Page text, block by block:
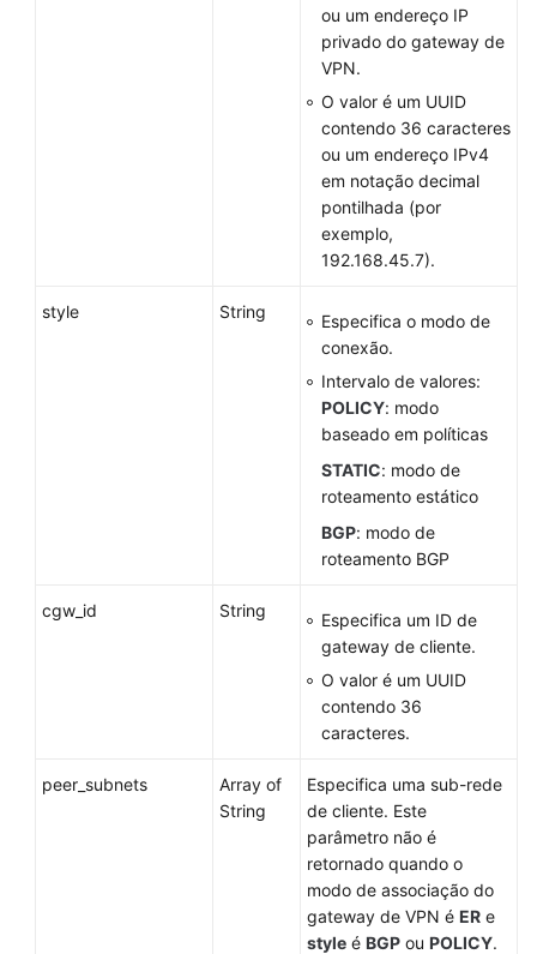
disponível
What's
ou um endereço IP
privado do gateway de
VPN.
O valor é um UUID
contendo 36 caracteres
ou um endereço IPv4
em notação decimal
pontilhada (por
exemplo,
192.168.45.7).
style String
Especifica o modo de
conexão.
Intervalo de valores:
POLICY: modo
baseado em políticas
STATIC: modo de
roteamento estático
BGP: modo de
roteamento BGP
cgw_id String
Especifica um ID de
gateway de cliente.
O valor é um UUID
contendo 36
caracteres.
peer_subnets
Array of
String
Especifica uma sub-rede
de cliente. Este
parâmetro não é
retornado quando o
modo de associação do
gateway de VPN é ER e
style é BGP ou POLICY.